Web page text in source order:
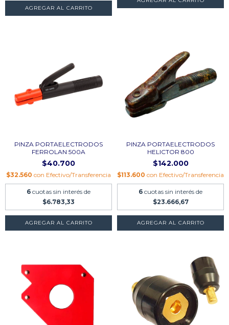
PINZA PORTAELECTRODOS
FERROLAN 500A
$40.700
$32.560 con Efectivo/Transferencia
6 cuotas sin interés de
$6.783,33
PINZA PORTAELECTRODOS
HELICTOR 800
$142.000
$113.600 con Efectivo/Transferencia
6 cuotas sin interés de
$23.666,67